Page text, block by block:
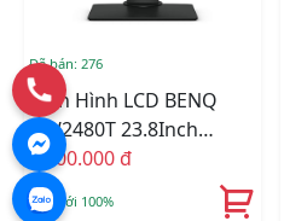
Đã bán: 276
Màn Hình LCD BENQ
GW2480T 23.8Inch
FullHD 60Hz 5ms IPS Loa
3.300.000 đ
Mới 100%